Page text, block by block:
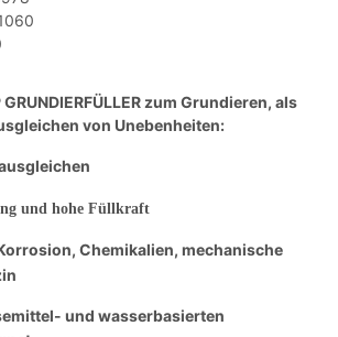
GRUNDIERFÜLLER zum Grundieren, als
von Unebenheiten:
und hohe Füllkraft
Chemikalien, mechanische
und wasserbasierten